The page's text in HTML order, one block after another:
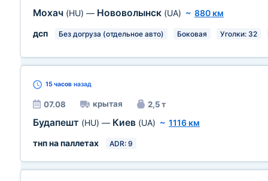
Мохач (HU) — Нововолынск (UA) ~ 880 км
дсп
Без догруза (отдельное авто) Боковая Уголки: 32
15 часов назад
07.08 крытая 2,5 т
Будапешт (HU) — Киев (UA) ~ 1116 км
тнп на паллетах
ADR: 9